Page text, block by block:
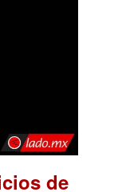
de